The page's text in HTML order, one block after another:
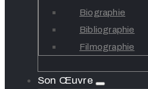
Biographie
Bibliographie
Filmographie
Son Œuvre